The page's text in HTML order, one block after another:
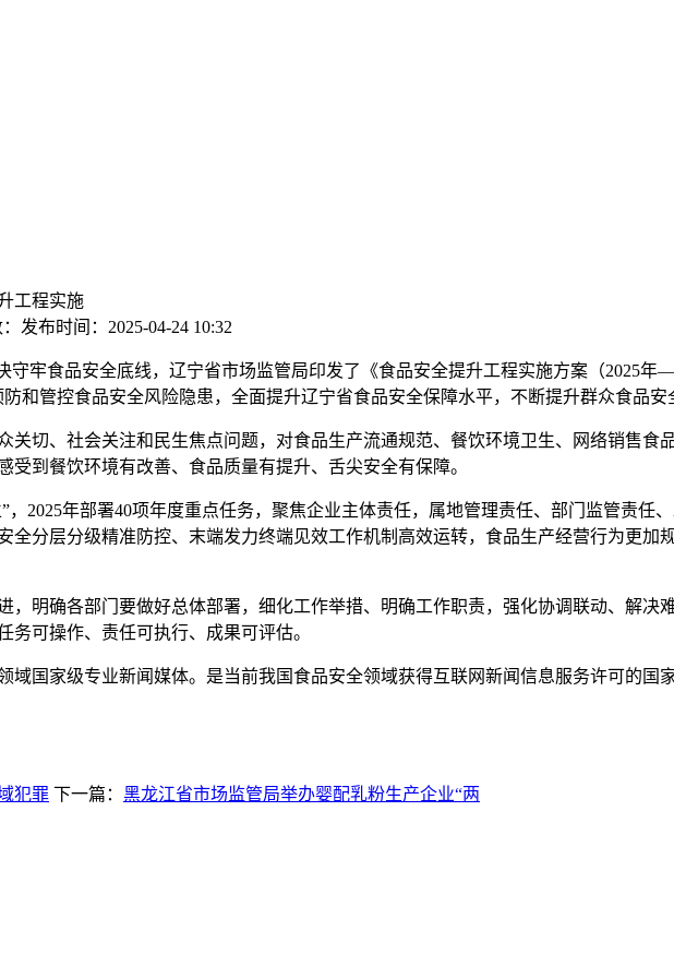
工程实施
发布时间： 2025-04-24 10:32
牢食品安全底线，辽宁省市场监管局印发了《食品安全提升工程实施方案（2025年
和管控食品安全风险隐患，全面提升辽宁省食品安全保障水平，不断提升群众食品安
、社会关注和民生焦点问题，对食品生产流通规范、餐饮环境卫生、网络销售食
受到餐饮环境有改善、食品质量有提升、舌尖安全有保障。
2025年部署40项年度重点任务，聚焦企业主体责任，属地管理责任、部门监管责任
全分层分级精准防控、末端发力终端见效工作机制高效运转，食品生产经营行为更
明确各部门要做好总体部署，细化工作举措、明确工作职责，强化协调联动、解决
可操作、责任可执行、成果可评估。
国家级专业新闻媒体。是当前我国食品安全领域获得互联网新闻信息服务许可的国家
犯罪 下一篇： 黑龙江省市场监管局举办婴配乳粉生产企业“两